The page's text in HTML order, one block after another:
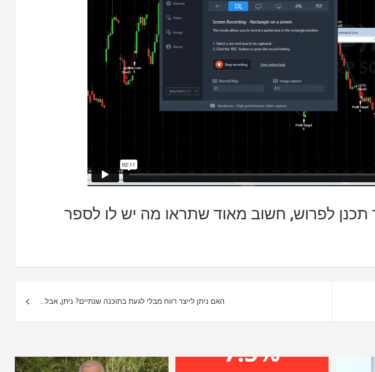
תכנן לפרוש, חשוב מאוד שתראו מה יש לו לספר
האם ניתן לייצר רווח מבלי לגעת בתוכנה שנתיים? ניתן, אבל…